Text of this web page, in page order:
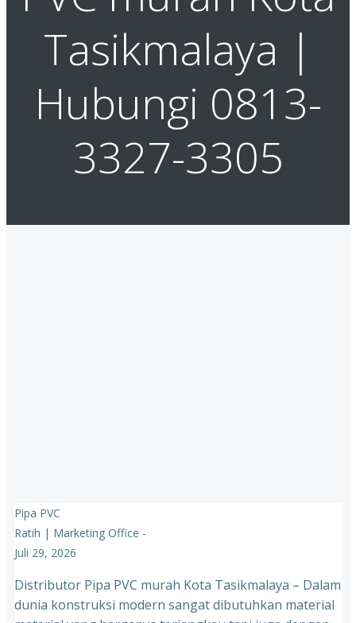
Tasikmalaya |
Hubungi 0813-
3327-3305
Pipa PVC
Ratih | Marketing Office -
Juli 29, 2026
Distributor Pipa PVC murah Kota Tasikmalaya – Dalam
dunia konstruksi modern sangat dibutuhkan material